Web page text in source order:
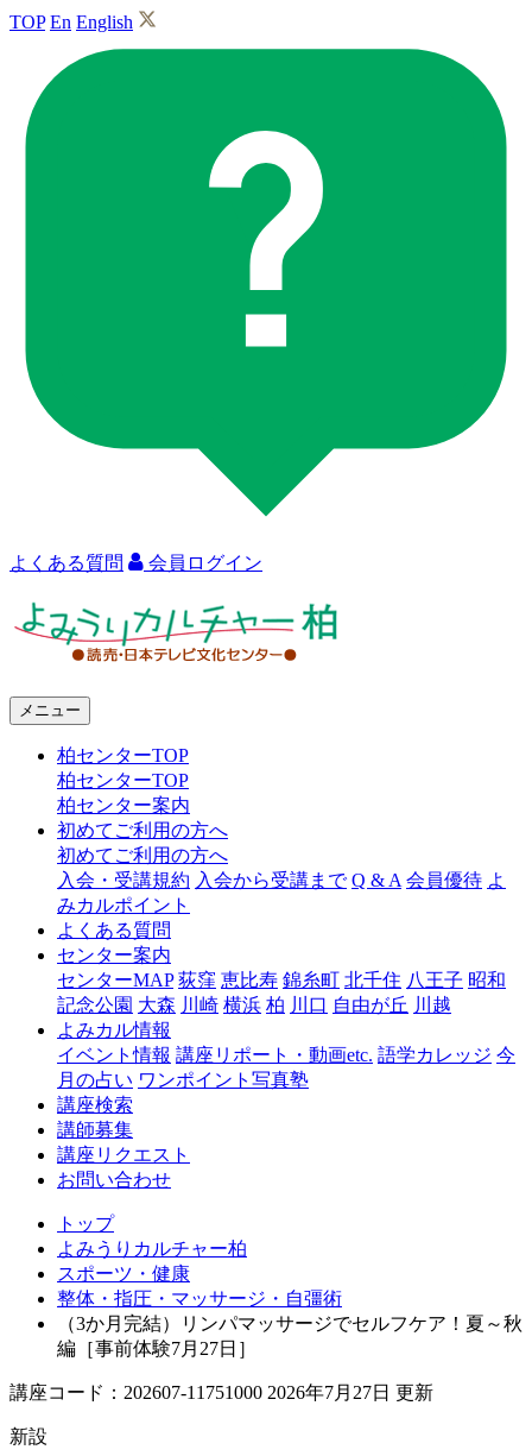
TOP En English
よくある質問 会員ログイン
ャ
メニュー
柏センターTOP
柏センターTOP
柏センター案内
初めてご利用の方へ
初めてご利用の方へ
入会・受講規約 入会から受講まで Q & A 会員優待 よ
みカルポイント
よくある質問
センター案内
センターMAP 荻窪 恵比寿 錦糸町 北千住 八王子 昭和
記念公園 大森 川崎 横浜 柏 川口 自由が丘 川越
よみカル情報
イベント情報 講座リポート・動画etc. 語学カレッジ 今
月の占い ワンポイント写真塾
講座検索
講師募集
講座リクエスト
お問い合わせ
トップ
よみうりカルチャー柏
スポーツ・健康
整体・指圧・マッサージ・自彊術
（3か月完結）リンパマッサージでセルフケア！夏～秋
編［事前体験7月27日］
講座コード：202607-11751000 2026年7月27日 更新
新設